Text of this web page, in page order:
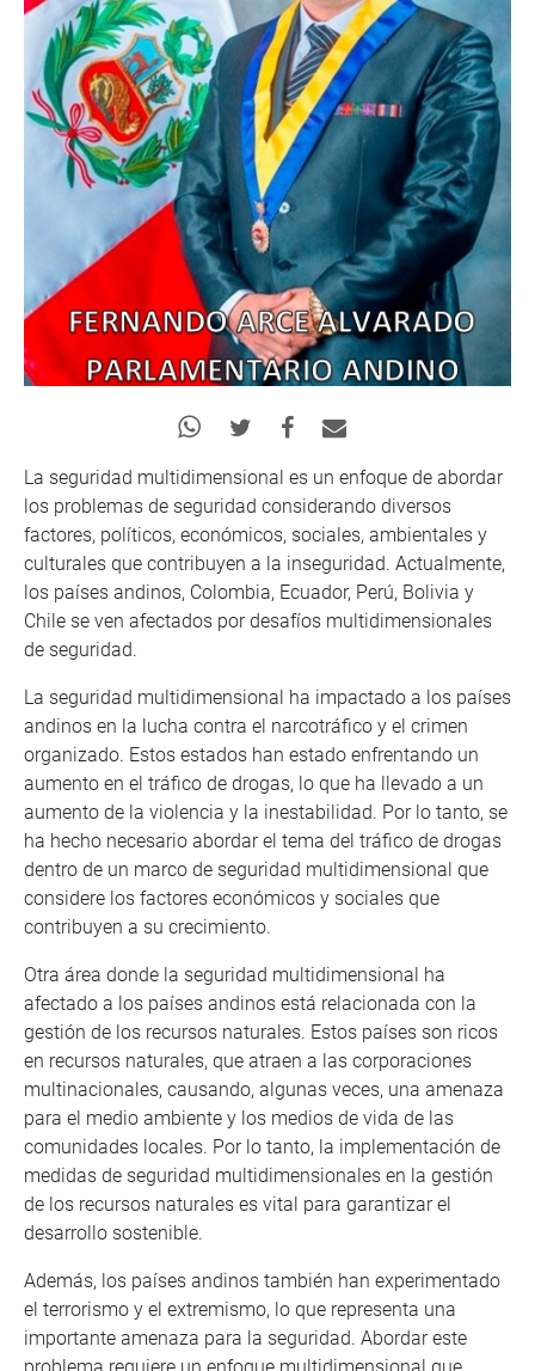
La seguridad multidimensional es un enfoque de abordar
los problemas de seguridad considerando diversos
factores, políticos, económicos, sociales, ambientales y
culturales que contribuyen a la inseguridad. Actualmente,
los países andinos, Colombia, Ecuador, Perú, Bolivia y
Chile se ven afectados por desafíos multidimensionales
de seguridad.
La seguridad multidimensional ha impactado a los países
andinos en la lucha contra el narcotráfico y el crimen
organizado. Estos estados han estado enfrentando un
aumento en el tráfico de drogas, lo que ha llevado a un
aumento de la violencia y la inestabilidad. Por lo tanto, se
ha hecho necesario abordar el tema del tráfico de drogas
dentro de un marco de seguridad multidimensional que
considere los factores económicos y sociales que
contribuyen a su crecimiento.
Otra área donde la seguridad multidimensional ha
afectado a los países andinos está relacionada con la
gestión de los recursos naturales. Estos países son ricos
en recursos naturales, que atraen a las corporaciones
multinacionales, causando, algunas veces, una amenaza
para el medio ambiente y los medios de vida de las
comunidades locales. Por lo tanto, la implementación de
medidas de seguridad multidimensionales en la gestión
de los recursos naturales es vital para garantizar el
desarrollo sostenible.
Además, los países andinos también han experimentado
el terrorismo y el extremismo, lo que representa una
importante amenaza para la seguridad. Abordar este
problema requiere un enfoque multidimensional que